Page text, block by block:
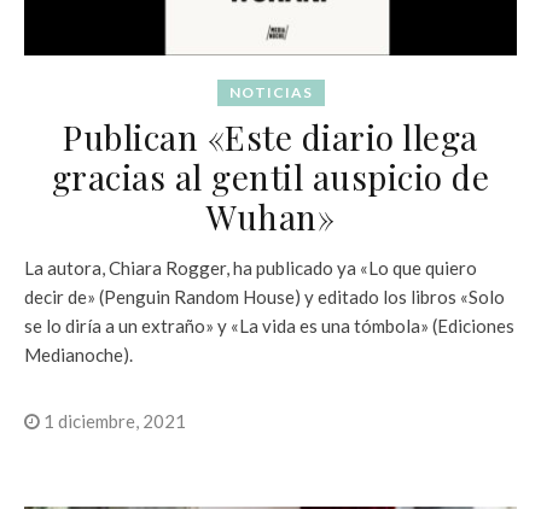
NOTICIAS
Publican «Este diario llega
gracias al gentil auspicio de
Wuhan»
La autora, Chiara Rogger, ha publicado ya «Lo que quiero
decir de» (Penguin Random House) y editado los libros «Solo
se lo diría a un extraño» y «La vida es una tómbola» (Ediciones
Medianoche).
1 diciembre, 2021